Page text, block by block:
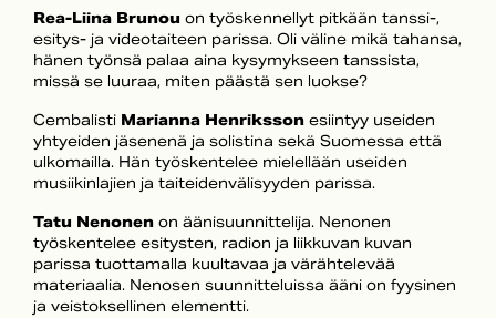
Rea-Liina Brunou on työskennellyt pitkään tanssi-,
esitys- ja videotaiteen parissa. Oli väline mikä tahansa,
hänen työnsä palaa aina kysymykseen tanssista,
missä se luuraa, miten päästä sen luokse?
Cembalisti Marianna Henriksson esiintyy useiden
yhtyeiden jäsenenä ja solistina sekä Suomessa että
ulkomailla. Hän työskentelee mielellään useiden
musiikinlajien ja taiteidenvälisyyden parissa.
Tatu Nenonen on äänisuunnittelija. Nenonen
työskentelee esitysten, radion ja liikkuvan kuvan
parissa tuottamalla kuultavaa ja värähtelevää
materiaalia. Nenosen suunnitteluissa ääni on fyysinen
ja veistoksellinen elementti.